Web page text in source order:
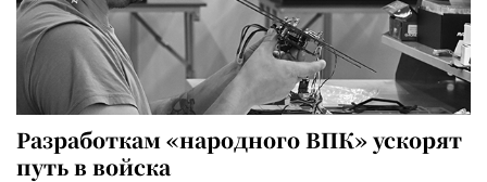
Разработкам «народного ВПК» ускорят
путь в войска